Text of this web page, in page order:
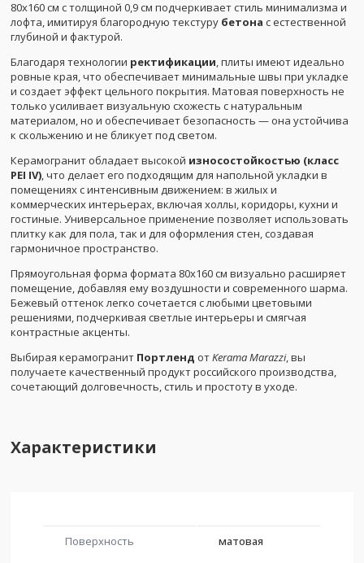
80x160 см с толщиной 0,9 см подчеркивает стиль минимализма и
лофта, имитируя благородную текстуру бетона с естественной
глубиной и фактурой.
Благодаря технологии ректификации , плиты имеют идеально
ровные края, что обеспечивает минимальные швы при укладке
и создает эффект цельного покрытия. Матовая поверхность не
только усиливает визуальную схожесть с натуральным
материалом, но и обеспечивает безопасность — она устойчива
к скольжению и не бликует под светом.
Керамогранит обладает высокой износостойкостью (класс
PEI IV) , что делает его подходящим для напольной укладки в
помещениях с интенсивным движением: в жилых и
коммерческих интерьерах, включая холлы, коридоры, кухни и
гостиные. Универсальное применение позволяет использовать
плитку как для пола, так и для оформления стен, создавая
гармоничное пространство.
Прямоугольная форма формата 80x160 см визуально расширяет
помещение, добавляя ему воздушности и современного шарма.
Бежевый оттенок легко сочетается с любыми цветовыми
решениями, подчеркивая светлые интерьеры и смягчая
контрастные акценты.
Выбирая керамогранит Портленд отKerama Marazzi, вы
получаете качественный продукт российского производства,
сочетающий долговечность, стиль и простоту в уходе.
Характеристики
Поверхность матовая